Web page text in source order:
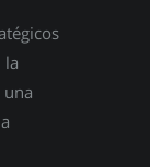
la
una